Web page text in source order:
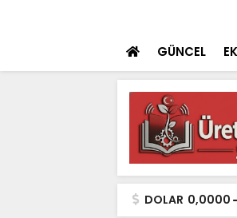
GÜNCEL
DOLAR 0,0000